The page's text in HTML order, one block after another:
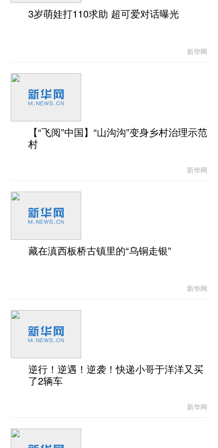
3岁萌娃打110求助 超可爱对话曝光
新华网
【“飞阅”中国】“山沟沟”变身乡村治理示范
村
新华网
藏在滇西板桥古镇里的“乌铜走银”
新华网
逆行！逆遇！逆袭！快递小哥于洋洋又买
了2辆车
新华网